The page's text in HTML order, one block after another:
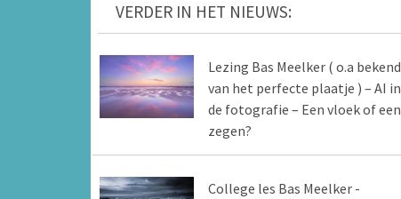
VERDER IN HET NIEUWS:
Lezing Bas Meelker ( o.a bekend
van het perfecte plaatje ) – AI in
de fotografie – Een vloek of een
zegen?
College les Bas Meelker -